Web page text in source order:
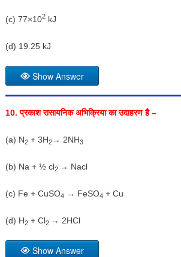
(c) 77×102kJ
(d) 19.25 kJ
Show Answer
10.प्रकाश रासायनिक अभिक्रिया का उदाहरण है –
(a) N2+ 3H2→ 2NH3
(b) Na + ½ cl2 → Nacl
(c) Fe + CuSO4 → FeSO4 + Cu
(d) H2+ Cl2 → 2HCl
Show Answer